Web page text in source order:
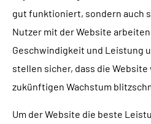
gut funktioniert, sondern auch
Nutzer mit der Website
Geschwindigkeit und Leistung
stellen sicher, dass die Website
zukünftigen Wachstum
Um der Website die beste